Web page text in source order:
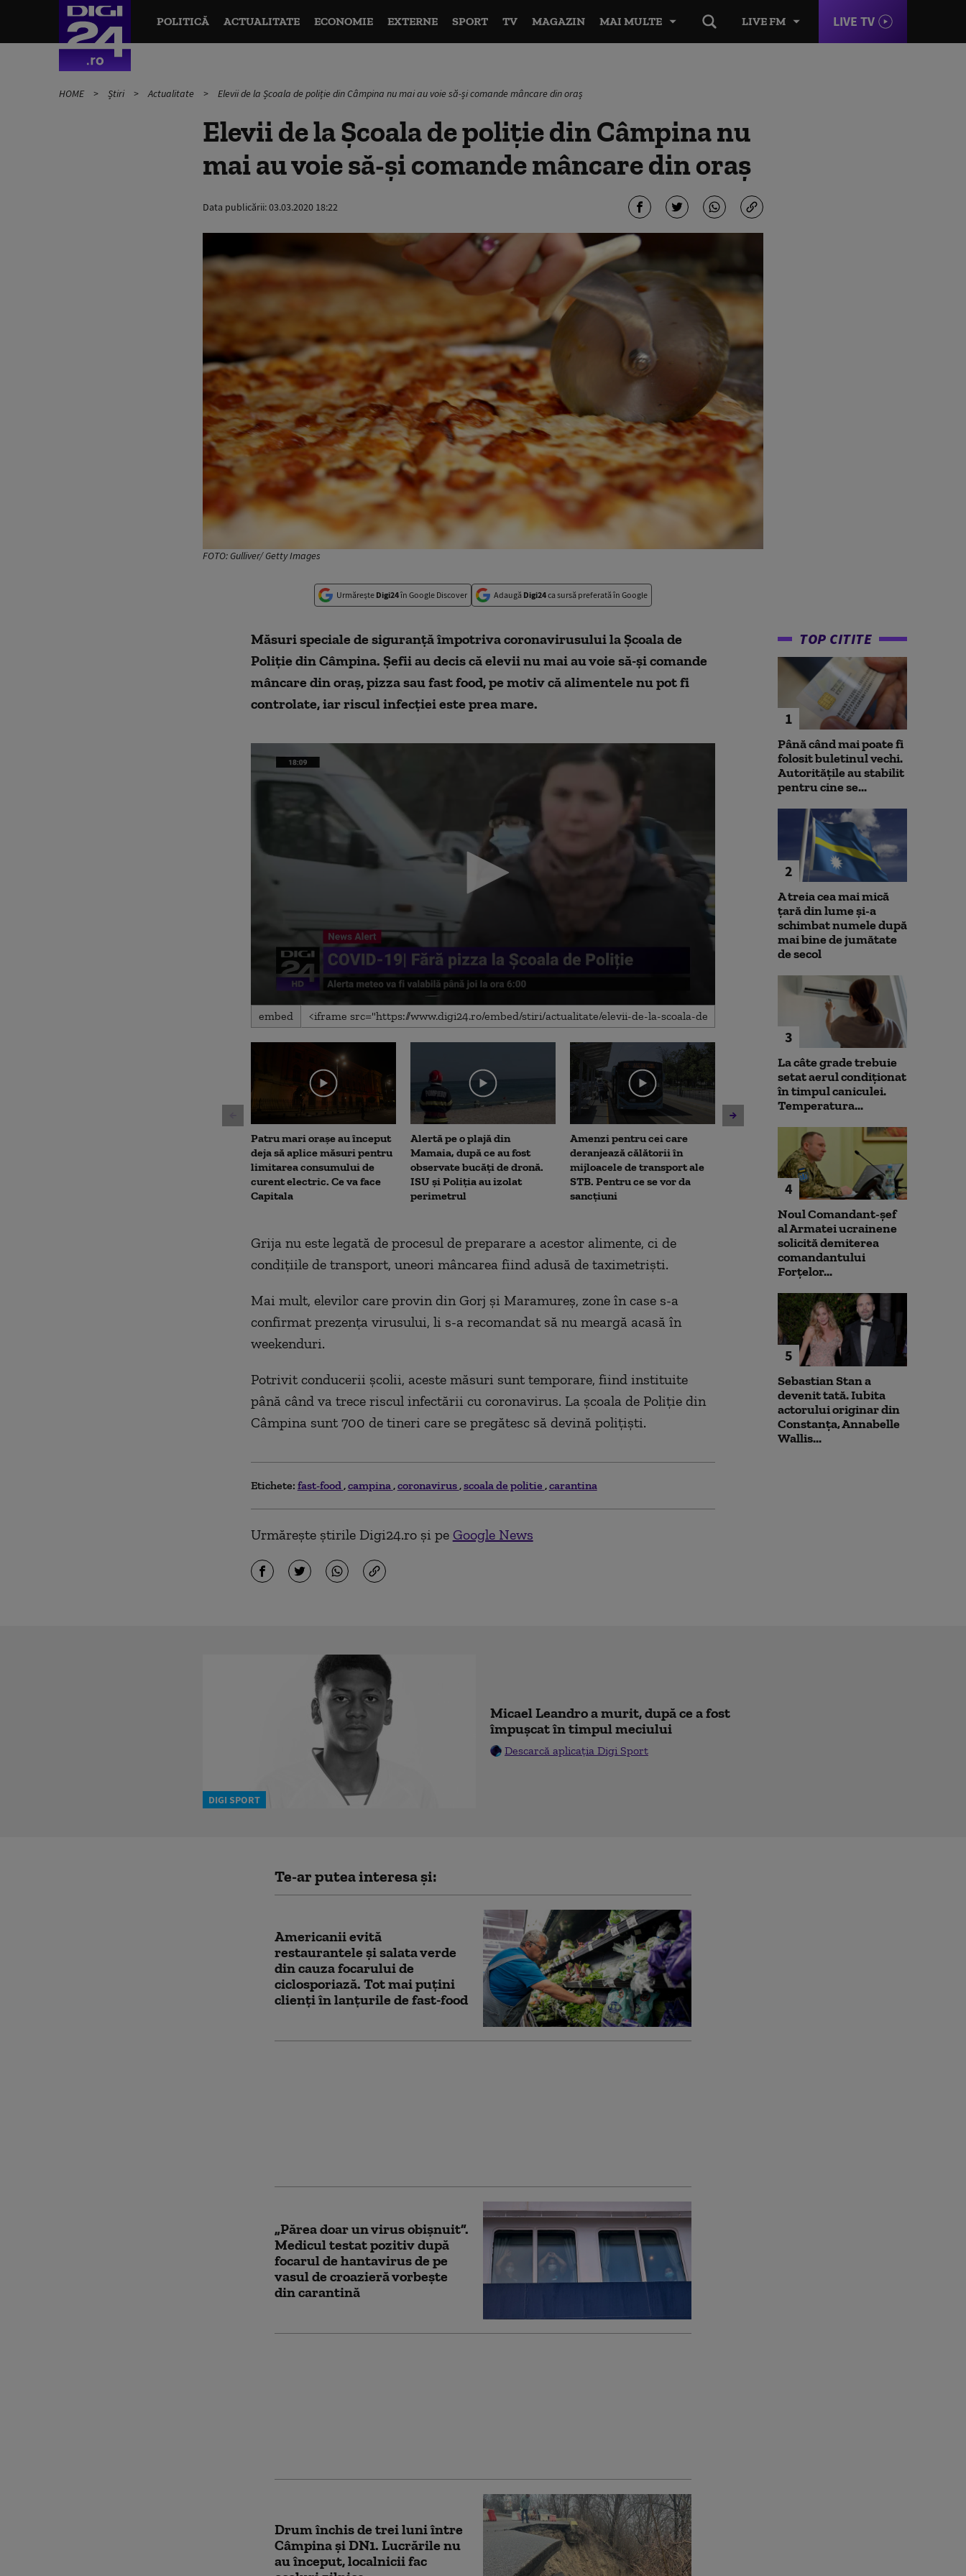
LIVE FM LIVE TV
POLITICĂ ACTUALITATE ECONOMIE EXTERNE SPORT TV MAGAZIN MAI MULTE
HOME Știri Actualitate Elevii de la Școala de poliție din Câmpina nu mai au voie să-și comande mâncare din oraș
Elevii de la Școala de poliție din Câmpina nu
mai au voie să-și comande mâncare din oraș
Data publicării:03.03.2020 18:22
FOTO: Gulliver/ Getty Images
Urmărește Digi24în Google Discover Adaugă Digi24ca sursă preferată în Google
Măsuri speciale de siguranță împotriva coronavirusului la Școala de
Poliție din Câmpina. Șefii au decis că elevii nu mai au voie să-și comande
mâncare din oraș, pizza sau fast food,pe motivcă alimentele nu pot fi
controlate, iar riscul infecției este prea mare.
0
seconds
42
embed
Patru mari orașe au început
deja să aplice măsuri pentru
limitarea consumului de
curent electric. Ce va face
Capitala
Alertă pe o plajă din
Mamaia, după ce au fost
observate bucăți de dronă.
ISU și Poliția au izolat
perimetrul
Amenzi pentru cei care
deranjează călătorii în
mijloacele de transport ale
STB. Pentru ce se vor da
sancțiuni
Un asistent medical din SUA
pune la pământ un pacient
violent. Ce nu a știut
bărbatul agresiv atunci când
Jihadiști
Grija nu este legată de procesul de preparare a acestor alimente, ci de
condițiile de transport, uneori mâncarea fiind adusă de taximetriști.
Mai mult, elevilor care provin din Gorj și Maramureș, zone în case s-a
confirmat prezența virusului, li s-a recomandat să nu meargă acasă în
weekenduri.
Potrivit conducerii școlii, aceste măsuri sunt temporare, fiind instituite
până când va trece riscul infectării cu coronavirus. La școala de Poliție din
Câmpina sunt 700 de tineri care se pregătesc să devină polițiști.
Etichete: fast-food campina coronavirus scoala de politie carantina
Urmărește știrile Digi24.ro și pe Google News
TOP CITITE
1
Până când mai poate fi
folosit buletinul vechi.
Autoritățile au stabilit
pentru cine se...
2
A treia cea mai mică
țară din lume și-a
schimbat numele după
mai bine de jumătate
de secol
3
La câte grade trebuie
setat aerul condiționat
în timpul caniculei.
Temperatura...
4
Noul Comandant-șef
al Armatei ucrainene
solicită demiterea
comandantului
Forțelor...
5
Sebastian Stan a
devenit tată. Iubita
actorului originar din
Constanța, Annabelle
Wallis...
DIGI SPORT
Micael Leandro a murit, după ce a fost
împușcat în timpul meciului
Descarcă aplicația Digi Sport
Te-ar putea interesa și:
Americanii evită
restaurantele și salata verde
din cauza focarului de
ciclosporiază. Tot mai puțini
clienți în lanțurile de fast-food
„Părea doar un virus obișnuit”.
Medicul testat pozitiv după
focarul de hantavirus de pe
vasul de croazieră vorbește
din carantină
Drum închis de trei luni între
Câmpina și DN1. Lucrările nu
au început, localnicii fac